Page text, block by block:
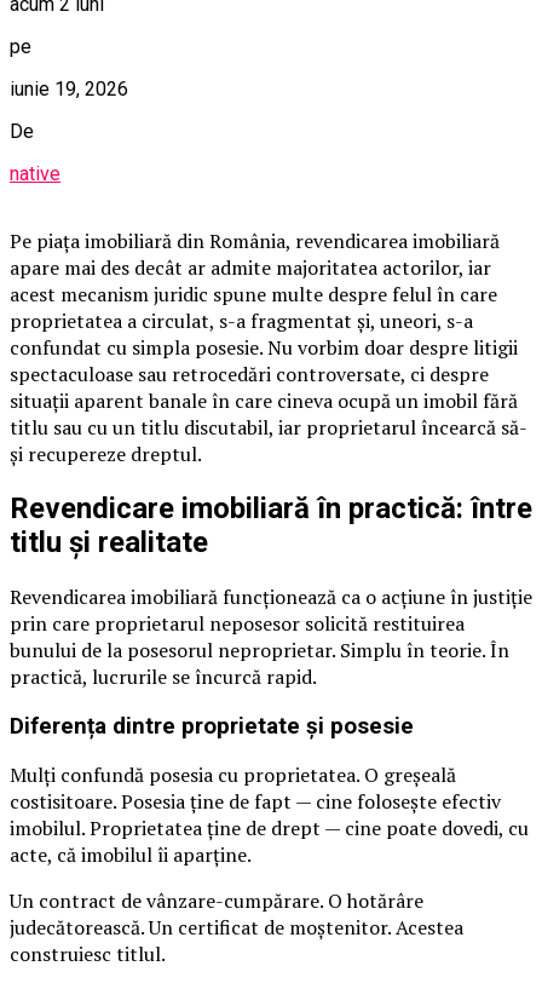
pe
iunie 19, 2026
De
native
Pe piața imobiliară din România, revendicarea imobiliară
apare mai des decât ar admite majoritatea actorilor, iar
acest mecanism juridic spune multe despre felul în care
proprietatea a circulat, s-a fragmentat și, uneori, s-a
confundat cu simpla posesie. Nu vorbim doar despre litigii
spectaculoase sau retrocedări controversate, ci despre
situații aparent banale în care cineva ocupă un imobil fără
titlu sau cu un titlu discutabil, iar proprietarul încearcă să-
și recupereze dreptul.
Revendicare imobiliară în practică: între
titlu și realitate
Revendicarea imobiliară funcționează ca o acțiune în justiție
prin care proprietarul neposesor solicită restituirea
bunului de la posesorul neproprietar. Simplu în teorie. În
practică, lucrurile se încurcă rapid.
Diferența dintre proprietate și posesie
Mulți confundă posesia cu proprietatea. O greșeală
costisitoare. Posesia ține de fapt — cine folosește efectiv
imobilul. Proprietatea ține de drept — cine poate dovedi, cu
acte, că imobilul îi aparține.
Un contract de vânzare-cumpărare. O hotărâre
judecătorească. Un certificat de moștenitor. Acestea
construiesc titlul.